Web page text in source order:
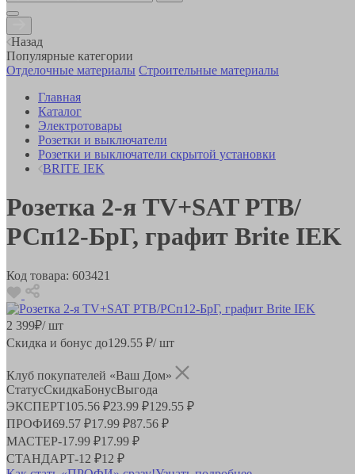
Назад
Популярные категории
Отделочные материалы Строительные материалы
Главная
Каталог
Электротовары
Розетки и выключатели
Розетки и выключатели скрытой установки
BRITE IEK
Розетка 2-я TV+SAT РТВ/
РСп12-БрГ, графит Brite IEK
Код товара: 603421
2 399₽/ шт
Скидка и бонус до129.55 ₽/ шт
Клуб покупателей «Ваш Дом»
СтатусСкидкаБонусВыгода
ЭКСПЕРТ105.56 ₽23.99 ₽129.55 ₽
ПРОФИ69.57 ₽17.99 ₽87.56 ₽
МАСТЕР-17.99 ₽17.99 ₽
СТАНДАРТ-12 ₽12 ₽